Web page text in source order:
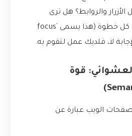
والروابط؟ هل ترى
بوضوح أين أنت في كل خطوة (هذا يسمى `focus
قوة
الويب عبارة عن